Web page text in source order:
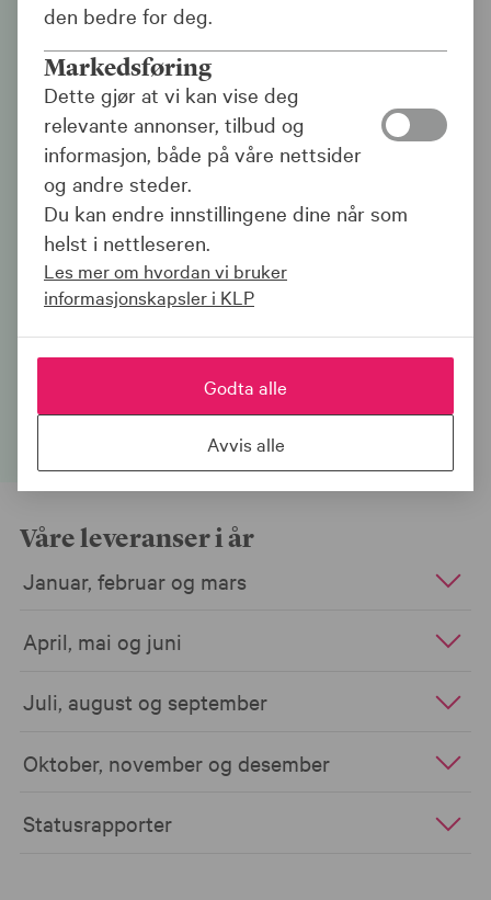
Leveranseplan
Gjennom året leverer vi regnskap,
prognoser og rapporter til deg som
kunde, dokumentene leveres på
Kundeside.
Nå finner du ny og detaljert
leveranseplan for din virksomhet inne på
Logg inn på kundeside
Våre leveranser i år
Januar, februar og mars
April, mai og juni
Juli, august og september
Oktober, november og desember
Statusrapporter
den bedre for deg.
Markedsføring
Dette gjør at vi kan vise deg
relevante annonser, tilbud og
informasjon, både på våre nettsider
og andre steder.
Du kan endre innstillingene dine når som
helst i nettleseren.
Les mer om hvordan vi bruker
informasjonskapsler i KLP
Godta alle
Avvis alle